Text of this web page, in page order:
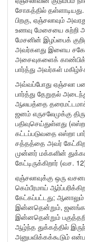
சோகத்தில்
பிறகு, ஏஞ்சலாவும்
உணவு மேசையை சுற்றி
மேசனின் இழப்பைக்
அவர்களது இளைய
அசைவுகளைக்
பார்த்து அவர்கள்
அவ்வப்போது ஏஞ்சலா
பார்த்து தேறுதல்
ஆலயத்தை
ஜனம் எருசலேமுக்கு
பதிவுசெய்துள்ளது
கட்டப்படுவதை எஸ்றா
சத்தத்தை அவர்
முன்னர் மக்களின்
கேட்டிருக்கிறார் (வச.
ஏஞ்சலாவுக்கு ஒரு
கெம்பீரமாய்
கேட்கப்பட்டது;
இன்னதென்றும்,
இன்னதென்றும்
ஆழ்ந்த துக்கத்தில்
அனுபவிக்கக்கூடும்